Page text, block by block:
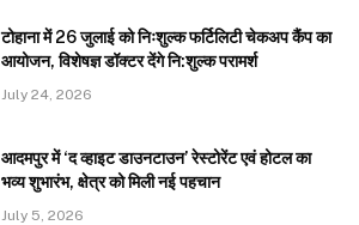
टोहाना में 26 जुलाई को निःशुल्क फर्टिलिटी चेकअप कैंप का
आयोजन, विशेषज्ञ डॉक्टर देंगे नि:शुल्क परामर्श
July 24, 2026
आदमपुर में ‘द व्हाइट डाउनटाउन’ रेस्टोरेंट एवं होटल का
भव्य शुभारंभ, क्षेत्र को मिली नई पहचान
July 5, 2026